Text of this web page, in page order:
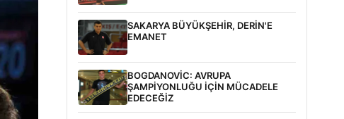
SAKARYA BÜYÜKŞEHİR, DERİN'E
EMANET
BOGDANOVİC: AVRUPA
ŞAMPİYONLUĞU İÇİN MÜCADELE
EDECEĞİZ